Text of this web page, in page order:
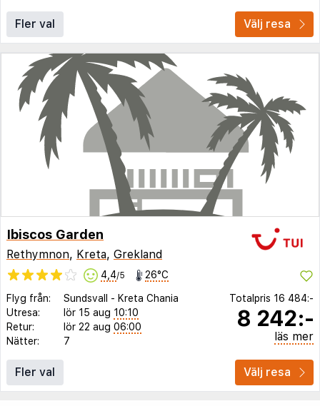
Fler val Välj resa
Ibiscos Garden
Rethymnon, Kreta, Grekland
4,4/5 26°C
Flyg från: Sundsvall - Kreta Chania
Utresa:
lör 15 aug 10:10
Retur:
lör 22 aug 06:00
Nätter:
7
Totalpris 16 484:-
8 242:-
läs mer
Fler val Välj resa